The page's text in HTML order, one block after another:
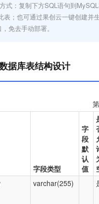
式：复制下方SQL语句到
表；也可通过果创云一键创建并
免去手动部署。
据库表结构设计
字段类型
字
段
默
认
值
varchar(255)